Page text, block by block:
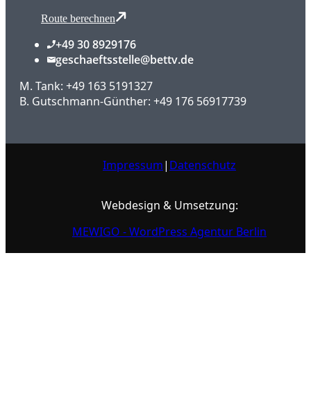
Route berechnen
+49 30 8929176
geschaeftsstelle@bettv.de
M. Tank: +49 163 5191327
B. Gutschmann-Günther: +49 176 56917739
Impressum| Datenschutz
Webdesign & Umsetzung:
MEWIGO - WordPress Agentur Berlin